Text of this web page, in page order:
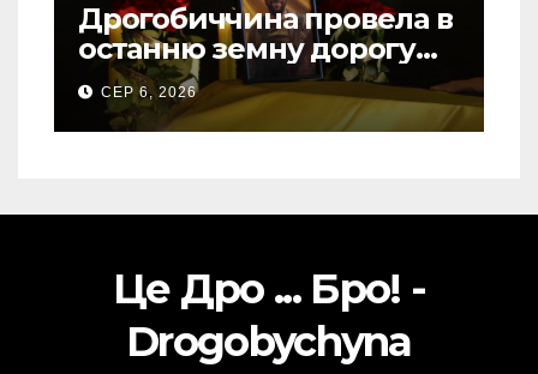
Дрогобиччина провела в
останню земну дорогу
свого Захисника – Олега
Торського
СЕР 6, 2026
Це Дро ... Бро! -
Drogobychyna